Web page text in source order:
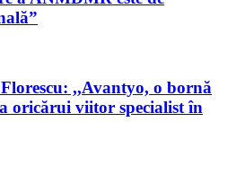
,,Avantyo, o bornă
oricărui viitor specialist în